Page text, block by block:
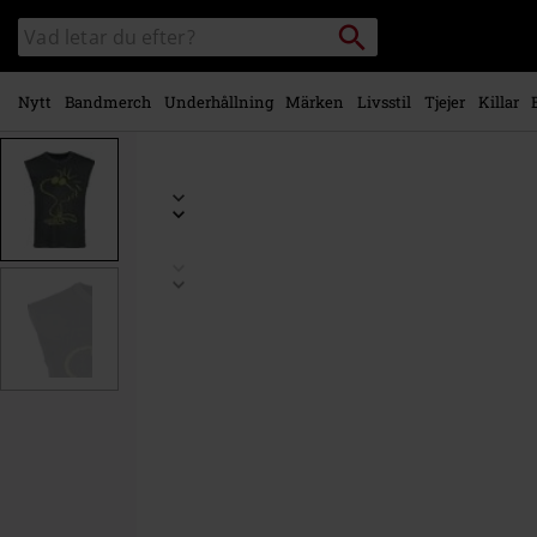
Gå till
huvudinnehåll
Sök
i
katalogen
Sök
Nytt Bandmerch Underhållning Märken Livsstil Tjejer Killar
www.emp-
p/woodstock/596684.html